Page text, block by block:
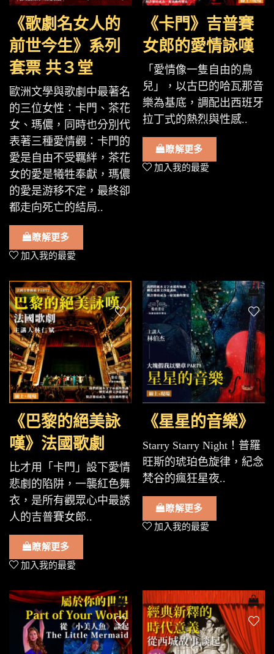
《歌劇名女人的
前世今生》系列
套票 共３堂
歐洲文學與歌劇中最著名
的三位女性：卡門、茶花
女、瑪儂，同時也分別代
表著三種愛情觀：卡門的
愛是自由不受羈絆，茶花
女的愛是犧牲奉獻，瑪儂
的愛是游移不定，最終卻
都走向死亡的結局..
瞭解更多
加入我的最愛
《卡門》吉普賽
女郎的愛情詠嘆
「愛情像一隻自由的鳥
兒」，以古巴的哈瓦那音
樂為基底，調配出西班牙
拉丁式的熱烈與性感..
瞭解更多
加入我的最愛
《巴黎的絕美詠
嘆》法國歌劇
比才用「卡門」設下愛情
悲劇的陷阱，一襲紅色舞
衣，是所有觀眾心中最誘
人的吉普賽女郎..
瞭解更多
加入我的最愛
《星星的音樂》
Starry Starry Night！普羅
旺斯的琥珀色旋律，紀念
梵谷的瘋狂星夜..
瞭解更多
加入我的最愛